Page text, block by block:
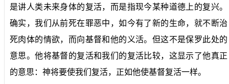
是讲人类未来身体的复活，而是指现今某种道德上的复兴。
确实，我们从前死在罪恶中，如今有了新的生命，就不断治
死肉体的情欲，而向基督和他的义活。但这不是保罗此处的
意思。他将基督的复活和我们的复活比较，这显示了他真正
的意思：神将要使我们复活，正如他使基督复活一样。